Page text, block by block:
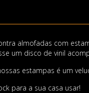
almofadas com
um disco de vinil
estampas é um
para a sua casa usar!